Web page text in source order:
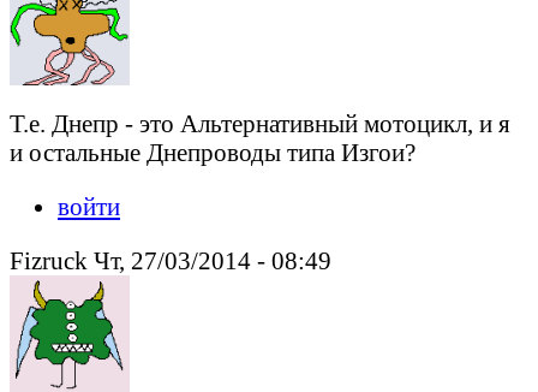
Т.е. Днепр - это Альтернативный мотоцикл, и я
и остальные Днепроводы типа Изгои?
войти
Fizruck Чт, 27/03/2014 - 08:49